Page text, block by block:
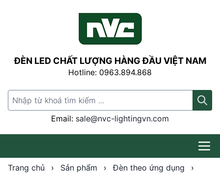
ĐÈN LED CHẤT LƯỢNG HÀNG ĐẦU VIỆT NAM
Hotline: 0963.894.868
Search for:
Email: sale@nvc-lightingvn.com
Trang chủ › Sản phẩm › Đèn theo ứng dụng
›